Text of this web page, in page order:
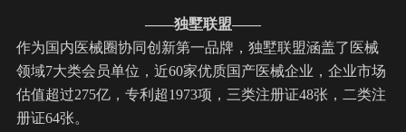
——独墅联盟——
作为国内医械圈协同创新第一品牌，独墅联盟涵盖了医械
领域7大类会员单位，近60家优质国产医械企业，企业市场
估值超过275亿，专利超1973项，三类注册证48张，二类注
册证64张。